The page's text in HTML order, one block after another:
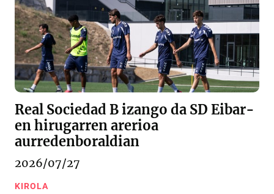
Real Sociedad B izango da SD Eibar-
en hirugarren arerioa
aurredenboraldian
2026/07/27
KIROLA